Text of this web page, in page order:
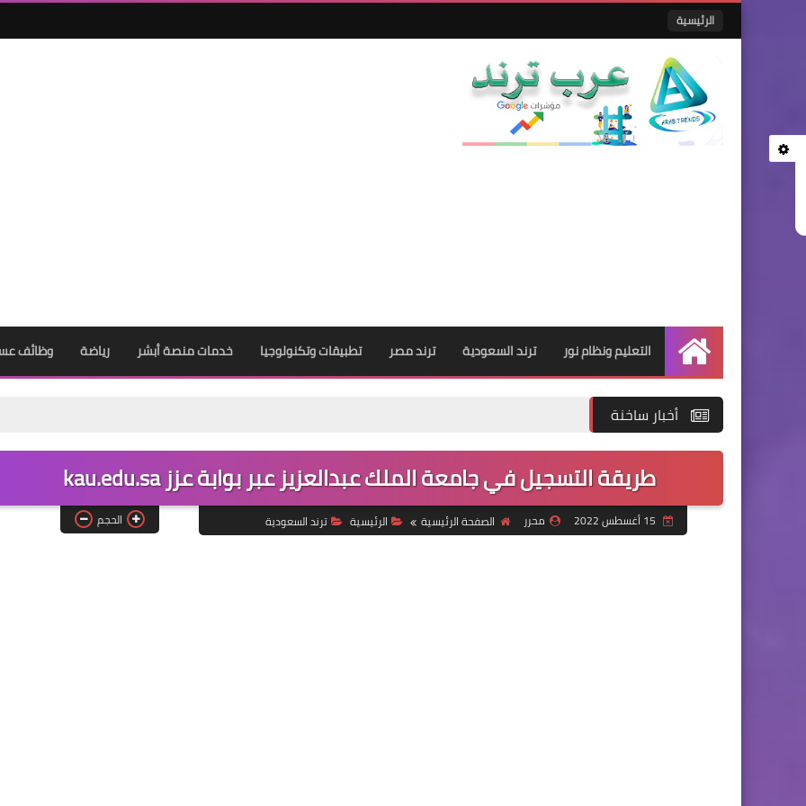
الرئيسية
الرئيسية
التعليم ونظام نور ترند السعودية ترند مصر تطبيقات وتكنولوجيا خدمات منصة أبشر رياضة وظائف
أخبار ساخنة
طريقة التسجيل في جامعة الملك عبدالعزيز عبر بوابة عزز kau.edu.sa
محرر الصفحة الرئيسية الرئيسية ترند السعودية الحجم